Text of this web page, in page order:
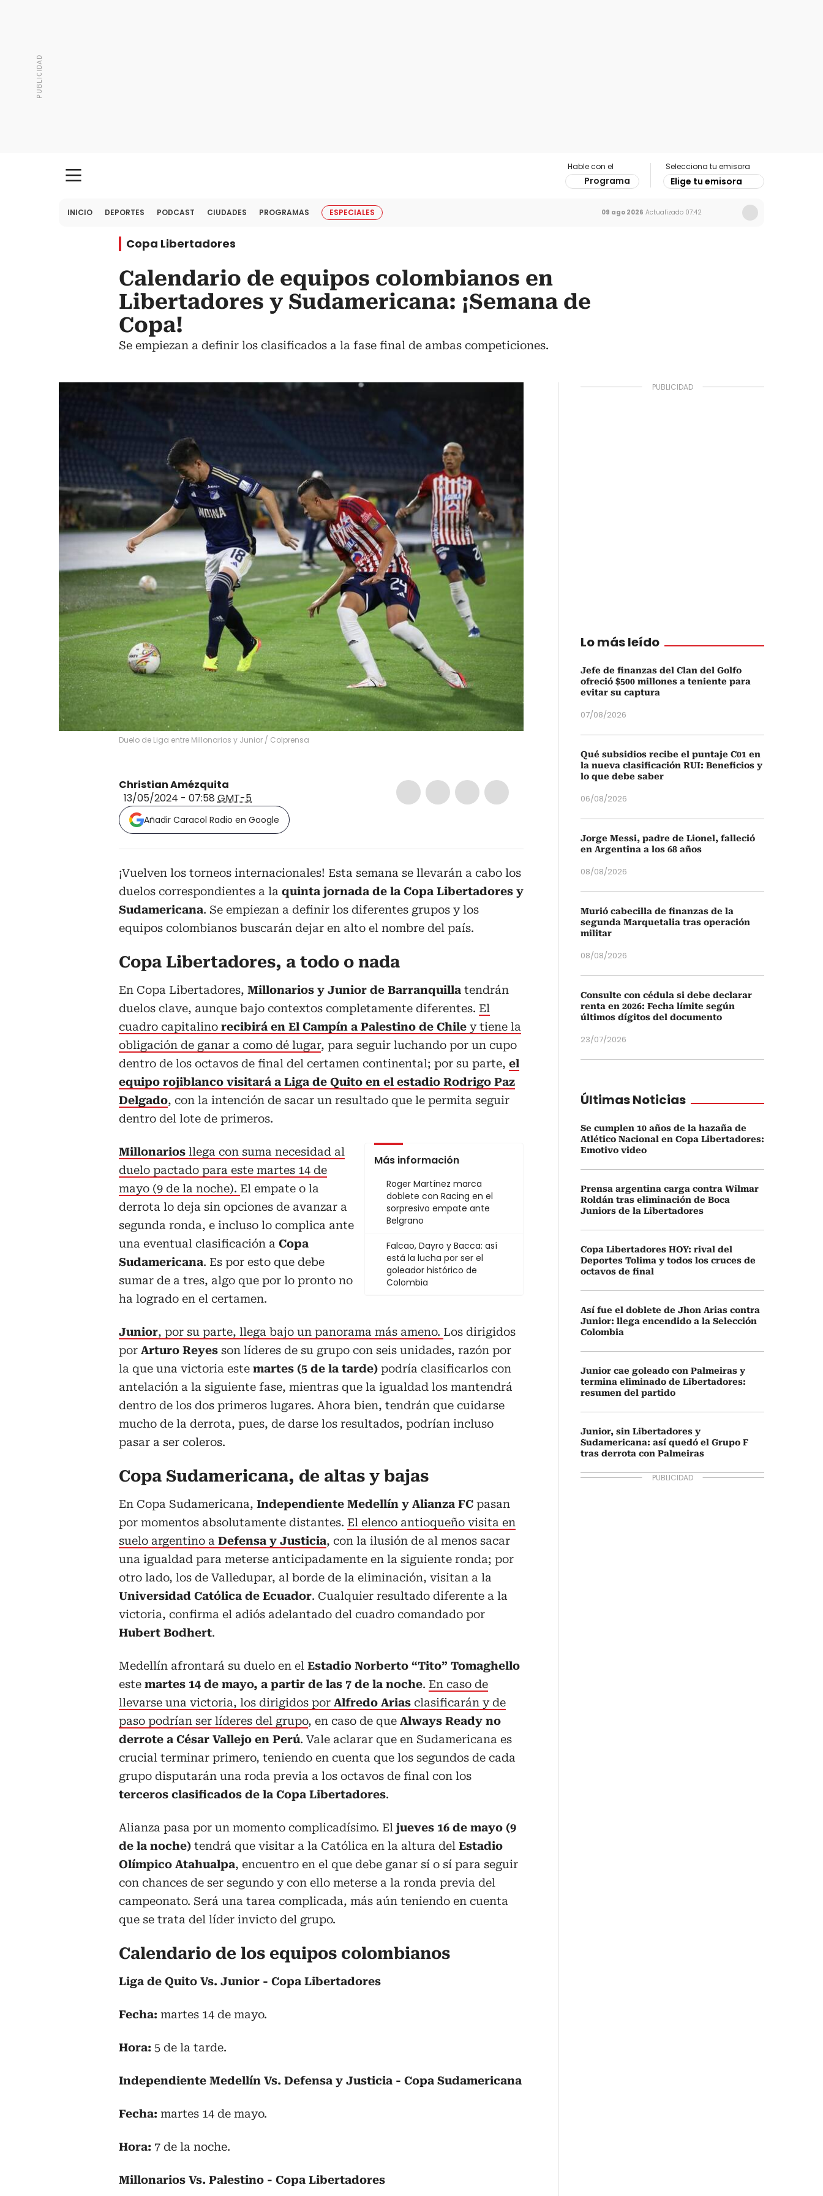
Hable con el
Programa
Selecciona tu emisora
Elige tu emisora
INICIO DEPORTES PODCAST CIUDADES PROGRAMAS ESPECIALES 09 ago 2026 Actualizado 07:42
Copa Libertadores
Calendario de equipos colombianos en
Libertadores y Sudamericana: ¡Semana de
Copa!
Se empiezan a definir los clasificados a la fase final de ambas competiciones.
Duelo de Liga entre Millonarios y Junior / Colprensa
Christian Amézquita
13/05/2024 - 07:58 GMT-5
Añadir Caracol Radio en Google
¡Vuelven los torneos internacionales! Esta semana se llevarán a cabo los
duelos correspondientes a la quinta jornada de la Copa Libertadores y
Sudamericana. Se empiezan a definir los diferentes grupos y los
equipos colombianos buscarán dejar en alto el nombre del país.
Copa Libertadores, a todo o nada
En Copa Libertadores, Millonarios y Junior de Barranquilla tendrán
duelos clave, aunque bajo contextos completamente diferentes. El
cuadro capitalino recibirá en El Campín a Palestino de Chile y tiene la
obligación de ganar a como dé lugar, para seguir luchando por un cupo
dentro de los octavos de final del certamen continental; por su parte, el
equipo rojiblanco visitará a Liga de Quito en el estadio Rodrigo Paz
Delgado, con la intención de sacar un resultado que le permita seguir
dentro del lote de primeros.
Más información
Roger Martínez marca
doblete con Racing en el
sorpresivo empate ante
Belgrano
Falcao, Dayro y Bacca: así
está la lucha por ser el
goleador histórico de
Colombia
Millonarios llega con suma necesidad al
duelo pactado para este martes 14 de
mayo (9 de la noche). El empate o la
derrota lo deja sin opciones de avanzar a
segunda ronda, e incluso lo complica ante
una eventual clasificación a Copa
Sudamericana. Es por esto que debe
sumar de a tres, algo que por lo pronto no
ha logrado en el certamen.
Junior, por su parte, llega bajo un panorama más ameno. Los dirigidos
por Arturo Reyes son líderes de su grupo con seis unidades, razón por
la que una victoria este martes (5 de la tarde) podría clasificarlos con
antelación a la siguiente fase, mientras que la igualdad los mantendrá
dentro de los dos primeros lugares. Ahora bien, tendrán que cuidarse
mucho de la derrota, pues, de darse los resultados, podrían incluso
pasar a ser coleros.
Copa Sudamericana, de altas y bajas
En Copa Sudamericana, Independiente Medellín y Alianza FC pasan
por momentos absolutamente distantes. El elenco antioqueño visita en
suelo argentino a Defensa y Justicia, con la ilusión de al menos sacar
una igualdad para meterse anticipadamente en la siguiente ronda; por
otro lado, los de Valledupar, al borde de la eliminación, visitan a la
Universidad Católica de Ecuador. Cualquier resultado diferente a la
victoria, confirma el adiós adelantado del cuadro comandado por
Hubert Bodhert.
Medellín afrontará su duelo en el Estadio Norberto “Tito” Tomaghello
este martes 14 de mayo, a partir de las 7 de la noche. En caso de
llevarse una victoria, los dirigidos por Alfredo Arias clasificarán y de
paso podrían ser líderes del grupo, en caso de que Always Ready no
derrote a César Vallejo en Perú. Vale aclarar que en Sudamericana es
crucial terminar primero, teniendo en cuenta que los segundos de cada
grupo disputarán una roda previa a los octavos de final con los
terceros clasificados de la Copa Libertadores.
Alianza pasa por un momento complicadísimo. El jueves 16 de mayo (9
de la noche) tendrá que visitar a la Católica en la altura del Estadio
Olímpico Atahualpa, encuentro en el que debe ganar sí o sí para seguir
con chances de ser segundo y con ello meterse a la ronda previa del
campeonato. Será una tarea complicada, más aún teniendo en cuenta
que se trata del líder invicto del grupo.
Calendario de los equipos colombianos
Liga de Quito Vs. Junior - Copa Libertadores
Fecha: martes 14 de mayo.
Hora: 5 de la tarde.
Independiente Medellín Vs. Defensa y Justicia - Copa Sudamericana
Fecha: martes 14 de mayo.
Hora: 7 de la noche.
Millonarios Vs. Palestino - Copa Libertadores
Lo más leído
Jefe de finanzas del Clan del Golfo
ofreció $500 millones a teniente para
evitar su captura
07/08/2026
Qué subsidios recibe el puntaje C01 en
la nueva clasificación RUI: Beneficios y
lo que debe saber
06/08/2026
Jorge Messi, padre de Lionel, falleció
en Argentina a los 68 años
08/08/2026
Murió cabecilla de finanzas de la
segunda Marquetalia tras operación
militar
08/08/2026
Consulte con cédula si debe declarar
renta en 2026: Fecha límite según
últimos dígitos del documento
23/07/2026
Últimas Noticias
Se cumplen 10 años de la hazaña de
Atlético Nacional en Copa Libertadores:
Emotivo video
Prensa argentina carga contra Wilmar
Roldán tras eliminación de Boca
Juniors de la Libertadores
Copa Libertadores HOY: rival del
Deportes Tolima y todos los cruces de
octavos de final
Así fue el doblete de Jhon Arias contra
Junior: llega encendido a la Selección
Colombia
Junior cae goleado con Palmeiras y
termina eliminado de Libertadores:
resumen del partido
Junior, sin Libertadores y
Sudamericana: así quedó el Grupo F
tras derrota con Palmeiras